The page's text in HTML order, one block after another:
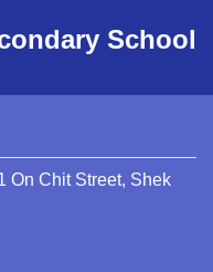
School
On Chit Street, Shek